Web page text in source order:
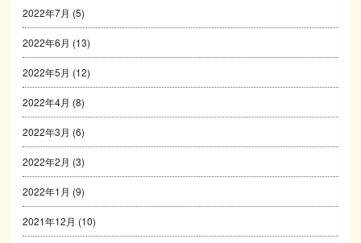
2022年7月 (5)
2022年6月 (13)
2022年5月 (12)
2022年4月 (8)
2022年3月 (6)
2022年2月 (3)
2022年1月 (9)
2021年12月 (10)